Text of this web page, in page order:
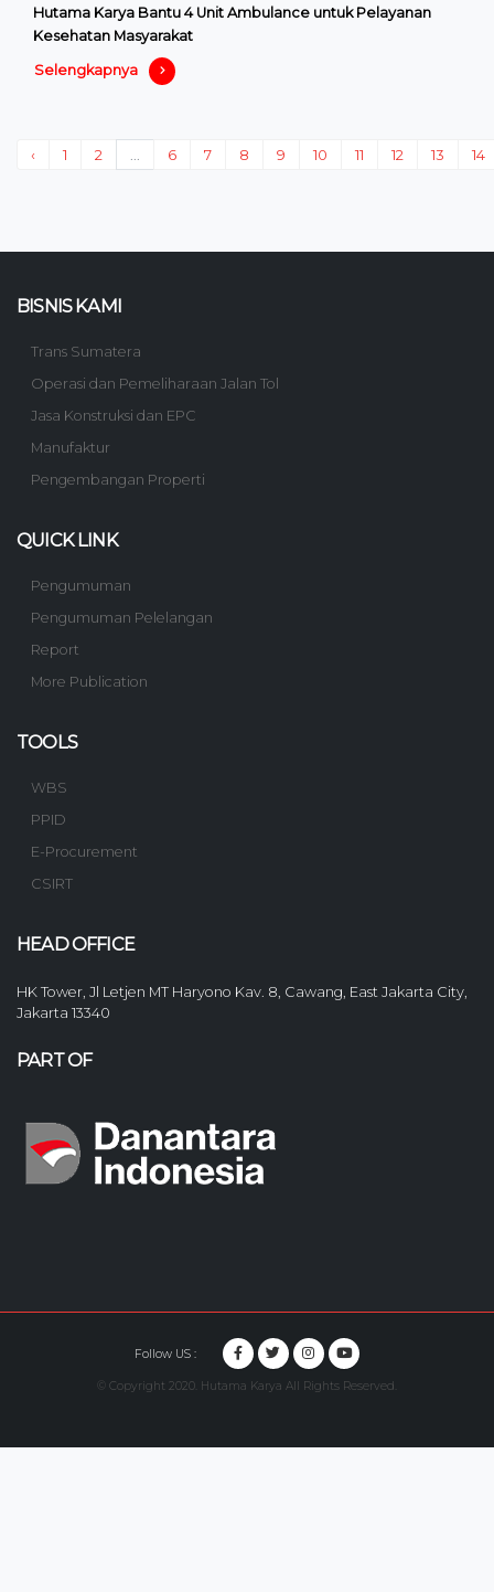
Hutama Karya Bantu 4 Unit Ambulance untuk Pelayanan
Kesehatan Masyarakat
Selengkapnya
‹ 1 2 6 7 8 9 10 11 12 13 14
BISNIS KAMI
Trans Sumatera
Operasi dan Pemeliharaan Jalan Tol
Jasa Konstruksi dan EPC
Manufaktur
Pengembangan Properti
QUICK LINK
Pengumuman
Pengumuman Pelelangan
Report
More Publication
TOOLS
WBS
PPID
E-Procurement
CSIRT
HEAD OFFICE
HK Tower, Jl Letjen MT Haryono Kav. 8, Cawang, East Jakarta City,
Jakarta 13340
PART OF
Follow US :
© Copyright 2020. Hutama Karya All Rights Reserved.